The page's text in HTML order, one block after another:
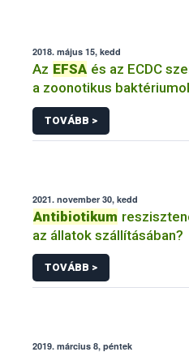
2018. május 15, kedd
Az EFSA és az ECDC
a zoonotikus
TOVÁBB >
2021. november 30, kedd
Antibiotikum
az állatok szállításában?
TOVÁBB >
2019. március 8, péntek